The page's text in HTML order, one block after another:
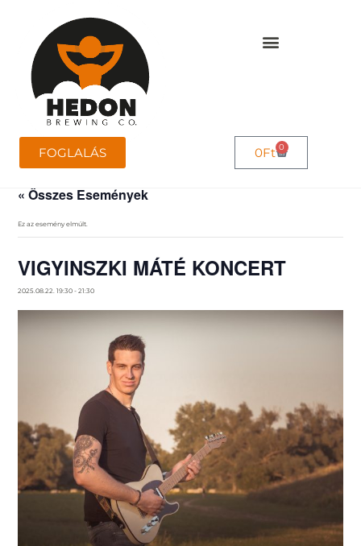
FOGLALÁS 0Ft 0
« Összes Események
Ez az esemény elmúlt.
VIGYINSZKI MÁTÉ KONCERT
2025.08.22. 19:30 -21:30